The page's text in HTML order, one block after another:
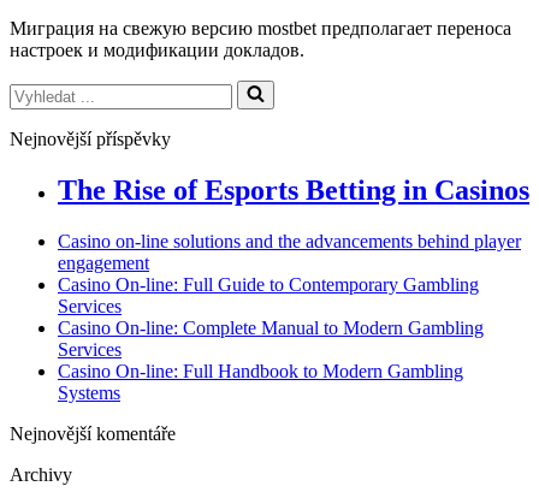
Миграция на свежую версию mostbet предполагает переноса
настроек и модификации докладов.
Vyhledat
...
Nejnovější příspěvky
The Rise of Esports Betting in Casinos
Casino on-line solutions and the advancements behind player
engagement
Casino On-line: Full Guide to Contemporary Gambling
Services
Casino On-line: Complete Manual to Modern Gambling
Services
Casino On-line: Full Handbook to Modern Gambling
Systems
Nejnovější komentáře
Archivy